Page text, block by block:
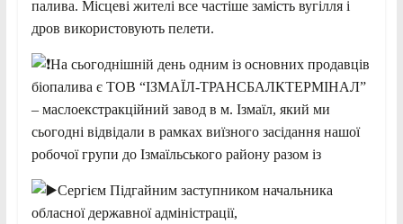
палива. Місцеві жителі все частіше замість вугілля і
дров використовують пелети.
На сьогоднішній день одним із основних продавців
біопалива є ТОВ “ІЗМАЇЛ-ТРАНСБАЛКТЕРМІНАЛ”
– маслоекстракційний завод в м. Ізмаїл, який ми
сьогодні відвідали в рамках виїзного засідання нашої
робочої групи до Ізмаїльського району разом із
Сергієм Підгайним заступником начальника
обласної державної адміністрації,